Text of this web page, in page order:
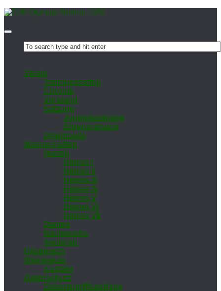
Ver­ein
Trai­nings­zei­ten
Chro­nik
Vor­stand
Sat­zung
Ju­gend­ord­nung
Eh­ren­ord­nung
Down­loads
Mann­schaf­ten
Her­ren
Her­ren I
Her­ren II
Her­ren III
Her­ren IV
Her­ren V
Her­ren VI
Her­ren VII
Da­men
Nach­wuchs
Se­nio­ren
Gäs­te­buch
Im­pres­sum
Kon­takt
Da­ten­schutz
Da­ten­zu­griffs­an­fra­ge